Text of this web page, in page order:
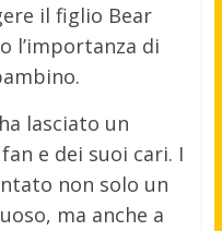
il figlio Bear
l’importanza di
lasciato un
e dei suoi cari. I
non solo un
ma anche a